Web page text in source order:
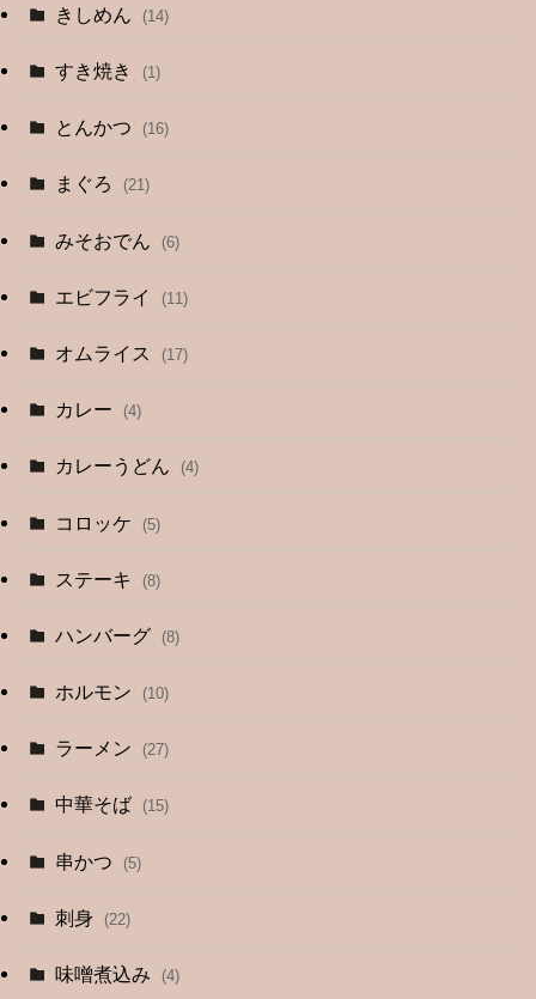
きしめん (14)
すき焼き (1)
とんかつ (16)
まぐろ (21)
みそおでん (6)
エビフライ (11)
オムライス (17)
カレー (4)
カレーうどん (4)
コロッケ (5)
ステーキ (8)
ハンバーグ (8)
ホルモン (10)
ラーメン (27)
中華そば (15)
串かつ (5)
刺身 (22)
味噌煮込み (4)